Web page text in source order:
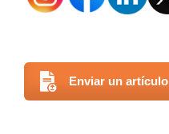
Enviar un artículo